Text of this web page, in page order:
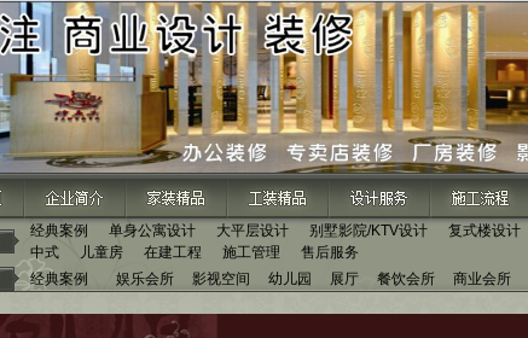
经典案例 单身公寓设计 大平层设计 别墅影院/KTV设计 复式楼设计
中式
儿童房 在建工程 施工管理
售后服务
经典案例
娱乐会所 影视空间 幼儿园 展厅 餐饮会所 商业会所